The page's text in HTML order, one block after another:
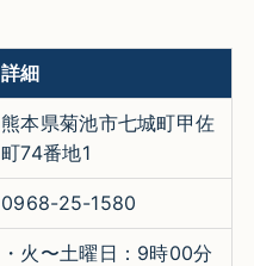
詳細
熊本県菊池市七城町甲佐
町74番地1
0968-25-1580
・火〜土曜日：9時00分